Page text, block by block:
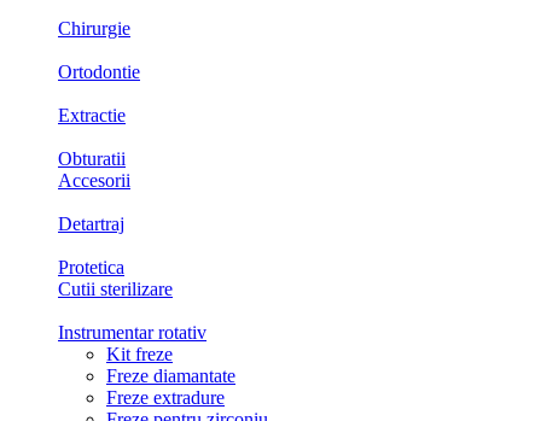
Chirurgie
Ortodontie
Extractie
Obturatii
Accesorii
Detartraj
Protetica
Cutii sterilizare
Instrumentar rotativ
Kit freze
Freze diamantate
Freze extradure